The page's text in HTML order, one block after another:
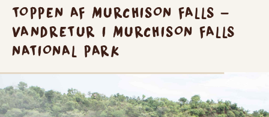
TOPPEN AF MURCHISON FALLS –
VANDRETUR I MURCHISON FALLS
NATIONAL PARK